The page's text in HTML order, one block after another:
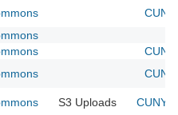
S3 Uploads CUNY